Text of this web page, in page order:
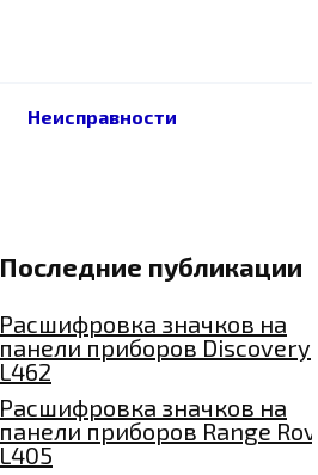
Неисправности
Последние публикации
Расшифровка значков на
панели приборов Discovery
L462
Расшифровка значков на
панели приборов Range
L405